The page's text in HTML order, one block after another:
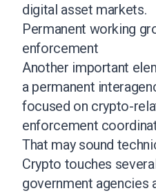
digital asset markets.
Permanent working
enforcement
Another important
a permanent
focused on crypto-
enforcement
That may sound
Crypto touches
government agencies